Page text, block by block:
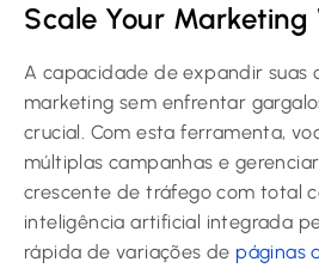
Scale Your Marketing
A capacidade de expandir suas
marketing sem enfrentar
crucial. Com esta ferramenta,
múltiplas campanhas e
crescente de tráfego com total
inteligência artificial integrada
rápida de variações de páginas